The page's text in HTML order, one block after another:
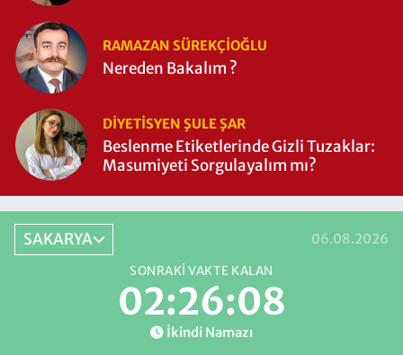
RAMAZAN SÜREKÇIOĞLU
Nereden Bakalım ?
DIYETISYEN ŞULE ŞAR
Beslenme Etiketlerinde Gizli Tuzaklar:
Masumiyeti Sorgulayalım mı?
SAKARYA 06.08.2026
SONRAKI VAKTE KALAN
02:26:08
İkindi Namazı